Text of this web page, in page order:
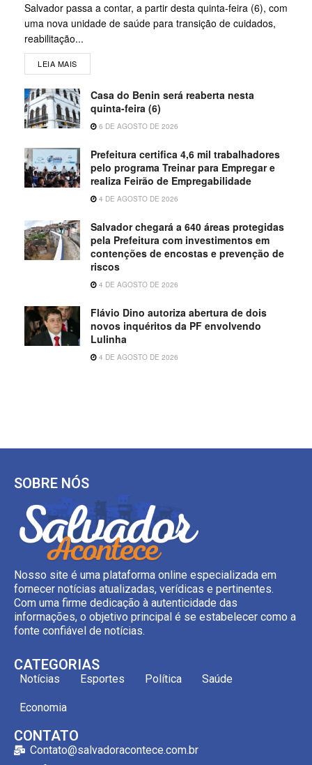
Salvador passa a contar, a partir desta quinta-feira (6), com
uma nova unidade de saúde para transição de cuidados,
reabilitação...
LEIA MAIS
Casa do Benin será reaberta nesta
quinta-feira (6)
6 DE AGOSTO DE 2026
Prefeitura certifica 4,6 mil trabalhadores
pelo programa Treinar para Empregar e
realiza Feirão de Empregabilidade
4 DE AGOSTO DE 2026
Salvador chegará a 640 áreas protegidas
pela Prefeitura com investimentos em
contenções de encostas e prevenção de
riscos
4 DE AGOSTO DE 2026
Flávio Dino autoriza abertura de dois
novos inquéritos da PF envolvendo
Lulinha
4 DE AGOSTO DE 2026
SOBRE NÓS
Nosso site é uma plataforma online especializada em
fornecer notícias atualizadas, verídicas e pertinentes.
Com uma firme dedicação à autenticidade das
informações, o objetivo principal é se estabelecer como a
fonte confiável de notícias.
CATEGORIAS
Notícias Esportes Política Saúde
Economia
CONTATO
Contato@salvadoracontece.com.br